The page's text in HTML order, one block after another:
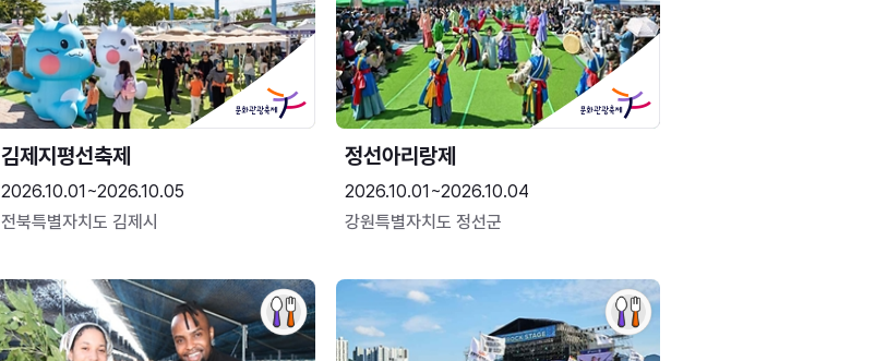
김제지평선축제
2026.10.01~2026.10.05
전북특별자치도 김제시
정선아리랑제
2026.10.01~2026.10.04
강원특별자치도 정선군